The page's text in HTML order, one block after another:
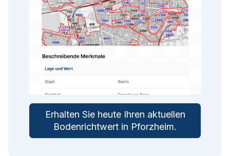
Erhalten Sie heute Ihren aktuellen
Bodenrichtwert in Pforzheim.